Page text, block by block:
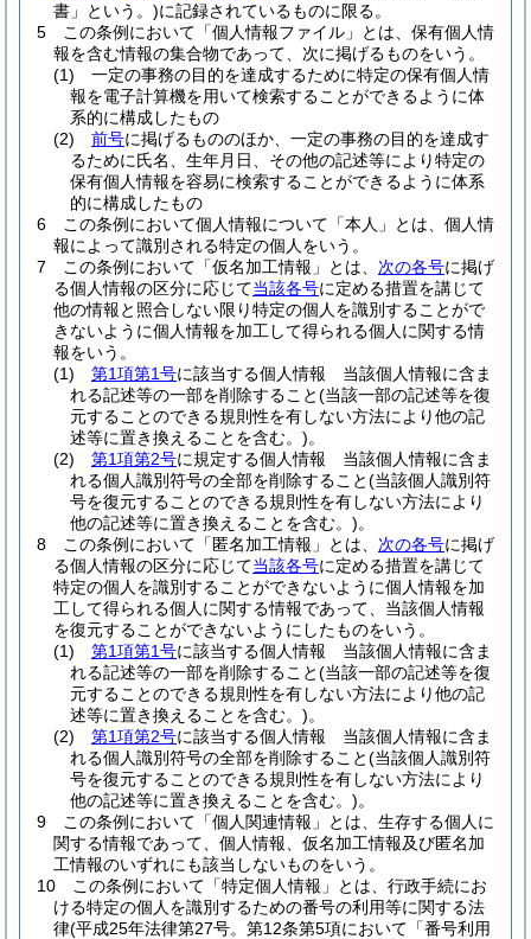
書」という。)に記録されているものに限る。
5
この条例において「個人情報ファイル」とは、保有個人情
報を含む情報の集合物であって、次に掲げるものをいう。
(1)
一定の事務の目的を達成するために特定の保有個人情
報を電子計算機を用いて検索することができるように体
系的に構成したもの
(2)
前号に掲げるもののほか、一定の事務の目的を達成す
るために氏名、生年月日、その他の記述等により特定の
保有個人情報を容易に検索することができるように体系
的に構成したもの
6
この条例において個人情報について「本人」とは、個人情
報によって識別される特定の個人をいう。
7
この条例において「仮名加工情報」とは、 次の各号に掲げ
る個人情報の区分に応じて当該各号に定める措置を講じて
他の情報と照合しない限り特定の個人を識別することがで
きないように個人情報を加工して得られる個人に関する情
報をいう。
(1)
第1項第1号に該当する個人情報 当該個人情報に含ま
れる記述等の一部を削除すること(当該一部の記述等を復
元することのできる規則性を有しない方法により他の記
述等に置き換えることを含む。)。
(2)
第1項第2号に規定する個人情報 当該個人情報に含ま
れる個人識別符号の全部を削除すること(当該個人識別符
号を復元することのできる規則性を有しない方法により
他の記述等に置き換えることを含む。)。
8
この条例において「匿名加工情報」とは、 次の各号に掲げ
る個人情報の区分に応じて当該各号に定める措置を講じて
特定の個人を識別することができないように個人情報を加
工して得られる個人に関する情報であって、当該個人情報
を復元することができないようにしたものをいう。
(1)
第1項第1号に該当する個人情報 当該個人情報に含ま
れる記述等の一部を削除すること(当該一部の記述等を復
元することのできる規則性を有しない方法により他の記
述等に置き換えることを含む。)。
(2)
第1項第2号に該当する個人情報 当該個人情報に含ま
れる個人識別符号の全部を削除すること(当該個人識別符
号を復元することのできる規則性を有しない方法により
他の記述等に置き換えることを含む。)。
9
この条例において「個人関連情報」とは、生存する個人に
関する情報であって、個人情報、仮名加工情報及び匿名加
工情報のいずれにも該当しないものをいう。
10
この条例において「特定個人情報」とは、行政手続にお
ける特定の個人を識別するための番号の利用等に関する法
律(平成25年法律第27号。第12条第5項において「番号利用